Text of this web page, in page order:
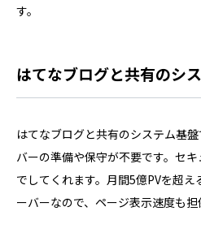
す。
はてなブログと共有のシ
はてなブログと共有のシステム基
バーの準備や保守が不要です。セ
でしてくれます。月間5億PVを超
ーバーなので、ページ表示速度も担